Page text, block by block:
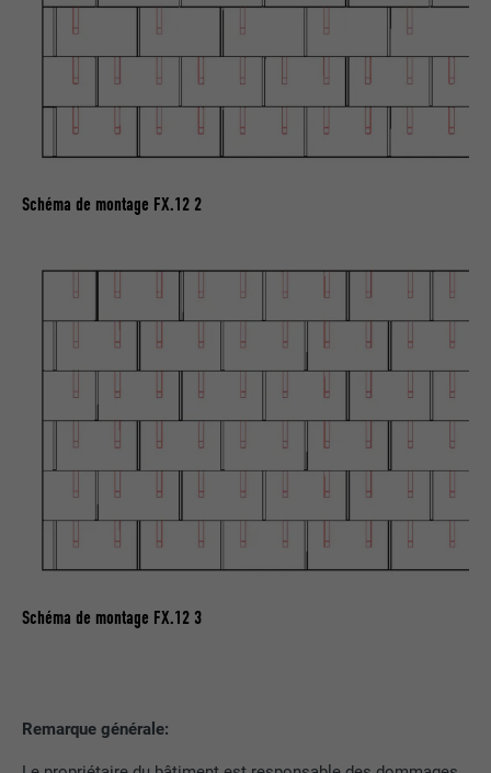
Schéma de montage FX.12 2
Schéma de montage FX.12 3
Remarque générale:
EXPIRATION
UTILITÉ
Est utilisé par Facebook pour afficher
FOURNISSEUR doubleclick.net
EXPIRATION 1 an
UTILITÉ
Utilisé par Google DoubleClick pour
enregistrer et signaler les actions d'un
utilisateur sur le site Internet après
l'affichage d'une annonce du
fournisseur ou après que l'utilisateur a
cliqué sur une annonce du fournisseur,
d'une publicité et d'afficher des
EXPIRATION